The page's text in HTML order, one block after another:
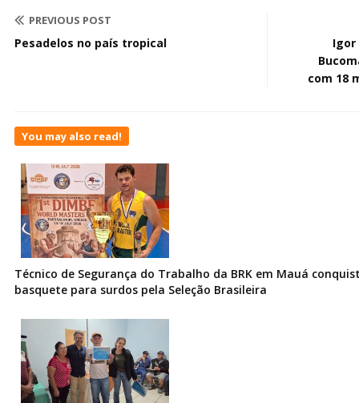
PREVIOUS POST
Pesadelos no país tropical
Igor
com 18
You may also read!
Técnico de Segurança do Trabalho da BRK em Mauá
basquete para surdos pela Seleção Brasileira